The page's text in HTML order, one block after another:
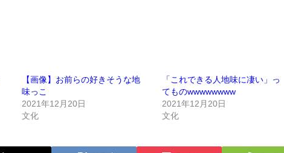
【画像】お前らの好きそうな地
味っこ
2021年12月20日
文化
「これできる人地味に凄い」っ
てものwwwwwwww
2021年12月20日
文化